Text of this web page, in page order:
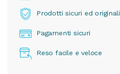
Prodotti sicuri ed originali
Pagamenti sicuri
Reso facile e veloce